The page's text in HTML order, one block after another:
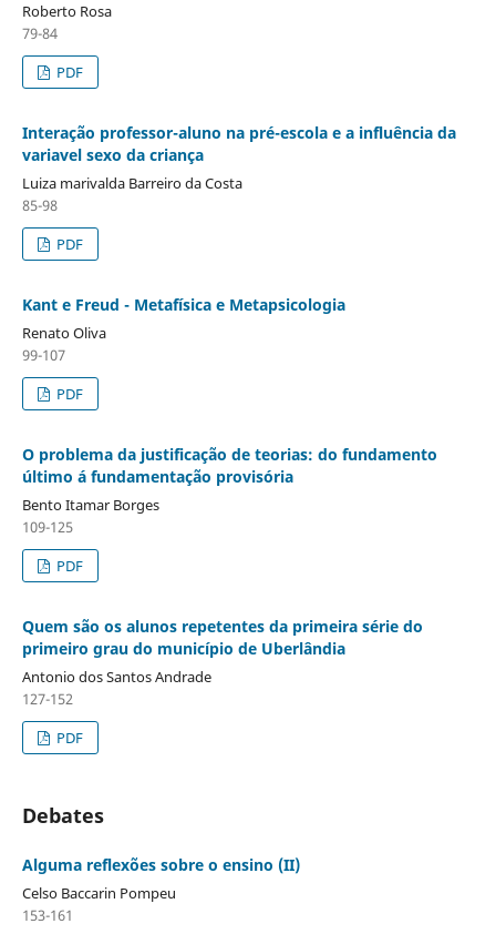
Roberto Rosa
79-84
PDF
Interação professor-aluno na pré-escola e a influência da
variavel sexo da criança
Luiza marivalda Barreiro da Costa
85-98
PDF
Kant e Freud - Metafísica e Metapsicologia
Renato Oliva
99-107
PDF
O problema da justificação de teorias: do fundamento
último á fundamentação provisória
Bento Itamar Borges
109-125
PDF
Quem são os alunos repetentes da primeira série do
primeiro grau do município de Uberlândia
Antonio dos Santos Andrade
127-152
PDF
Debates
Alguma reflexões sobre o ensino (II)
Celso Baccarin Pompeu
153-161